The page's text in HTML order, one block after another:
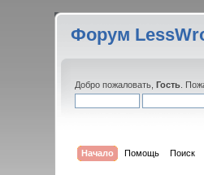
Форум
Добро пожаловать,Гость .
Начало Помощь Поиск